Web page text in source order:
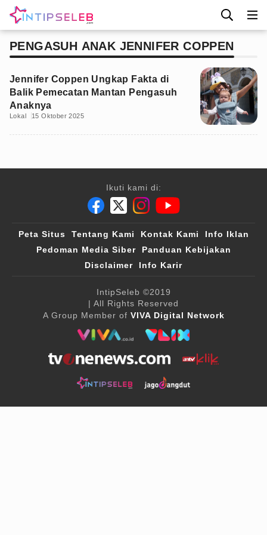
PENGASUH ANAK JENNIFER COPPEN
Jennifer Coppen Ungkap Fakta di
Balik Pemecatan Mantan Pengasuh
Anaknya
Lokal 15 Oktober 2025
Ikuti kami di:
Peta Situs Tentang Kami Kontak Kami
Info Iklan
Pedoman Media Siber
Panduan Kebijakan
Disclaimer
Info Karir
IntipSeleb ©2019
| All Rights Reserved
A Group Member of VIVA Digital Network